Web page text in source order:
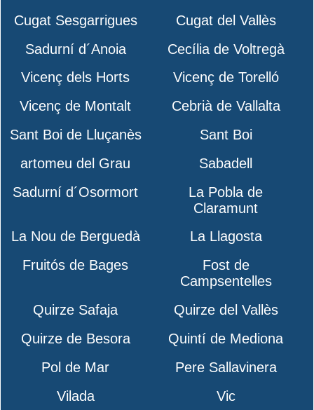
Cugat Sesgarrigues
Cugat del Vallès
Sadurní d´Anoia
Cecília de Voltregà
Vicenç dels Horts
Vicenç de Torelló
Vicenç de Montalt
Cebrià de Vallalta
Sant Boi de Lluçanès
Sant Boi
artomeu del Grau
Sabadell
Sadurní d´Osormort
La Pobla de
Claramunt
La Nou de Berguedà
La Llagosta
Fruitós de Bages
Fost de
Campsentelles
Quirze Safaja
Quirze del Vallès
Quirze de Besora
Quintí de Mediona
Pol de Mar
Pere Sallavinera
Vilada
Vic